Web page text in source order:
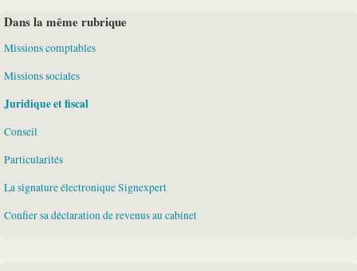
Dans la même rubrique
Missions comptables
Missions sociales
Juridique et fiscal
Conseil
Particularités
La signature électronique Signexpert
Confier sa déclaration de revenus au cabinet